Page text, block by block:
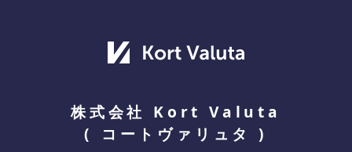
株式会社 Kort Valuta
( コートヴァリュタ )